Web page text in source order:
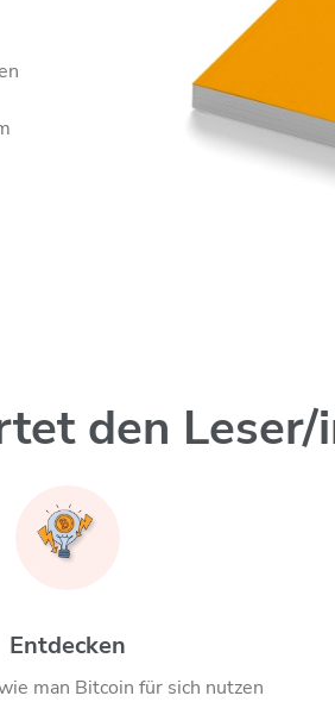
den Leser/
Entdecken
man Bitcoin für sich nutzen